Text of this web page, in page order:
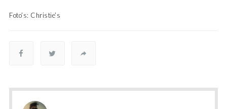
Foto’s: Christie’s